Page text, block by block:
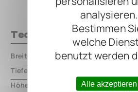
analysieren.
Bestimmen
welche
benutzt werden
Alle akzeptieren
Technische Daten
Breite
000.00
Tiefe
Höhe
000.00